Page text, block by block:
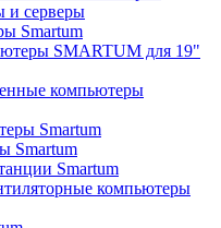
серверы
Smartum
SMARTUM для 19"
компьютеры
Smartum
Smartum
Smartum
компьютеры